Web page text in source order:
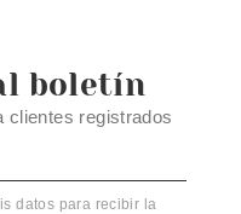
boletín
clientes registrados
datos para recibir la